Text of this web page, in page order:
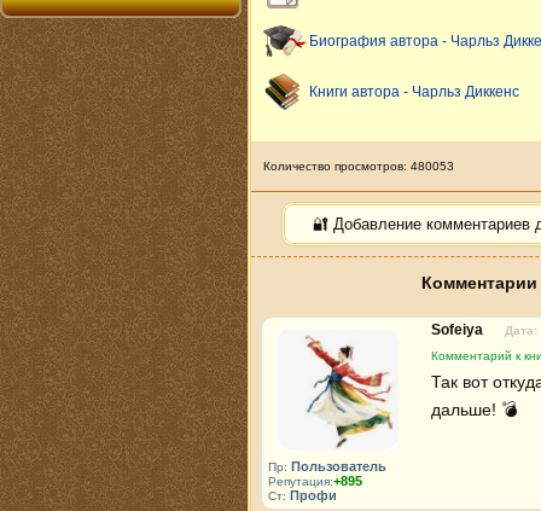
Биография автора - Чарльз
Книги автора - Чарльз Диккенс
Количество просмотров: 480053
🔐 Добавление комментариев
Комментарии
Пр: Пользователь
Репутация:+895
Ст: Профи
Sofeiya
Дата:
Комментарий к
Так вот
дальше! 💣